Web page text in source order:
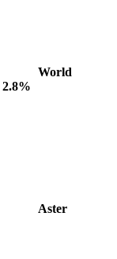
World
2.8%
Aster